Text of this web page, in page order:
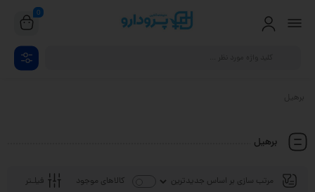
0
برهیل
برهیل
فیلـتر کالاهای موجود